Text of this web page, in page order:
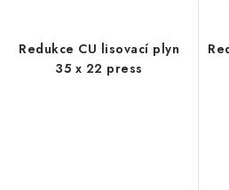
Redukce CU lisovací plyn
35 x 22 press